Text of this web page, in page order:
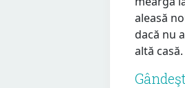
aleasă
dacă nu
altă